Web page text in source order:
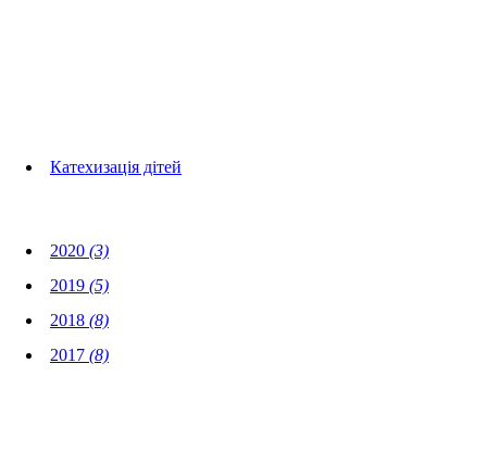
Катехизація дітей
2020 (3)
2019 (5)
2018 (8)
2017 (8)